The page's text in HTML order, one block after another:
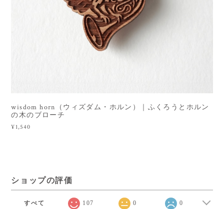
wisdom horn（ウィズダム・ホルン）｜ふくろうとホルン
の木のブローチ
¥1,540
ショップの評価
すべて 107 0 0